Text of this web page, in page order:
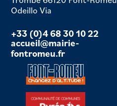
Odeillo Via
+33 (0)4 68 30 10 22
accueil@mairie-
fontromeu.fr